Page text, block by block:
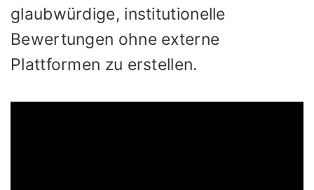
glaubwürdige, institutionelle
Bewertungen ohne externe
Plattformen zu erstellen.